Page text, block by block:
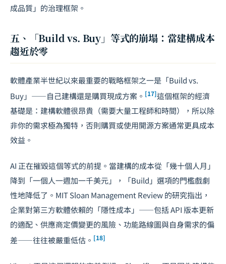
成品質」的治理框架。
五、「Build vs. Buy」等式的崩塌：當建構成本
趨近於零
軟體產業半世紀以來最重要的戰略框架之一是「Build vs.
Buy」——自己建構還是購買現成方案。 [17]這個框架的經濟
基礎是：建構軟體很昂貴（需要大量工程師和時間），所以除
非你的需求極為獨特，否則購買或使用開源方案通常更具成本
效益。
AI 正在摧毀這個等式的前提。當建構的成本從「幾十個人月」
降到「一個人一週加一千美元」，「Build」選項的門檻戲劇
性地降低了。MIT Sloan Management Review 的研究指出，
企業對第三方軟體依賴的「隱性成本」——包括 API 版本更新
的適配、供應商定價變更的風險、功能路線圖與自身需求的偏
差——往往被嚴重低估。 [18]